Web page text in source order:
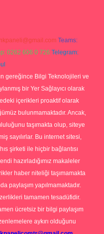
Teams:
0262 606 0 726 Telegram:
gereğince Bilgi Teknolojileri ve
bir Yer Sağlayıcı olarak
içerikleri proaktif olarak
bulunmamaktadır. Ancak,
taşımakta olup, siteye
sayılırlar. Bu internet sitesi,
şirketi ile hiçbir bağlantısı
hazırladığımız makaleler
haber niteliği taşımamakta
paylaşım yapılmamaktadır.
tamamen tesadüfidir.
ücretsiz bir bilgi paylaşım
aykırı olduğunu